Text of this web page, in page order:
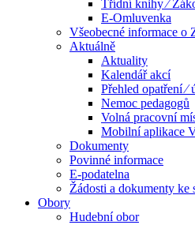
Třídní knihy ⁄
E-Omluvenka
Všeobecné informace o
Aktuálně
Aktuality
Kalendář akcí
Přehled opatření
Nemoc pedagogů
Volná pracovní
Mobilní aplikace
Dokumenty
Povinné informace
E-podatelna
Žádosti a dokumenty ke
Obory
Hudební obor